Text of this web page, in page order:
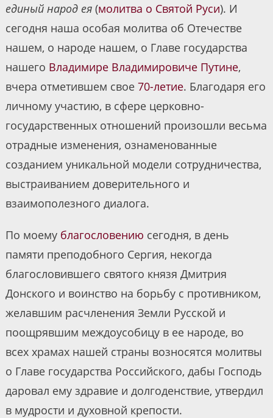
единый народ ея(молитва о Святой Руси). И
сегодня наша особая молитва об Отечестве
нашем, о народе нашем, о Главе государства
нашего Владимире Владимировиче Путине,
вчера отметившем свое 70-летие. Благодаря его
личному участию, в сфере церковно-
государственных отношений произошли весьма
отрадные изменения, ознаменованные
созданием уникальной модели сотрудничества,
выстраиванием доверительного и
взаимополезного диалога.
По моему благословению сегодня, в день
памяти преподобного Сергия, некогда
благословившего святого князя Дмитрия
Донского и воинство на борьбу с противником,
желавшим расчленения Земли Русской и
поощрявшим междоусобицу в ее народе, во
всех храмах нашей страны возносятся молитвы
о Главе государства Российского, дабы Господь
даровал ему здравие и долгоденствие, утвердил
в мудрости и духовной крепости.